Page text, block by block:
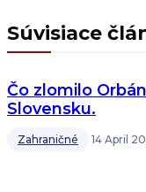
Súvisiace
Čo zlomilo
Slovensku.
Zahraničné 14 April